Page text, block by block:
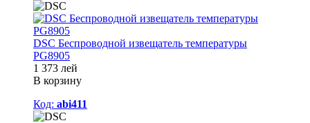
DSC Беспроводной извещатель температуры
PG8905
1 373 лей
В корзину
Код: abi411